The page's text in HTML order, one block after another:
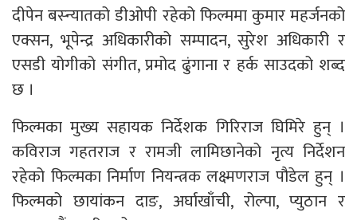
दीपेन बस्न्यातको डीओपी रहेको फिल्ममा कुमार महर्जनको
एक्सन, भूपेन्द्र अधिकारीको सम्पादन, सुरेश अधिकारी र
एसडी योगीको संगीत, प्रमोद ढुंगाना र हर्क साउदको शब्द
छ ।
फिल्मका मुख्य सहायक निर्देशक गिरिराज घिमिरे हुन् ।
कविराज गहतराज र रामजी लामिछानेको नृत्य निर्देशन
रहेको फिल्मका निर्माण नियन्त्रक लक्ष्मणराज पौडेल हुन् ।
फिल्मको छायांकन दाङ, अर्घाखाँची, रोल्पा, प्युठान र